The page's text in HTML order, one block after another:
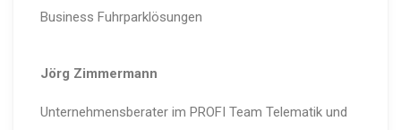
Business Fuhrparklösungen
Jörg Zimmermann
Unternehmensberater im PROFI Team Telematik und